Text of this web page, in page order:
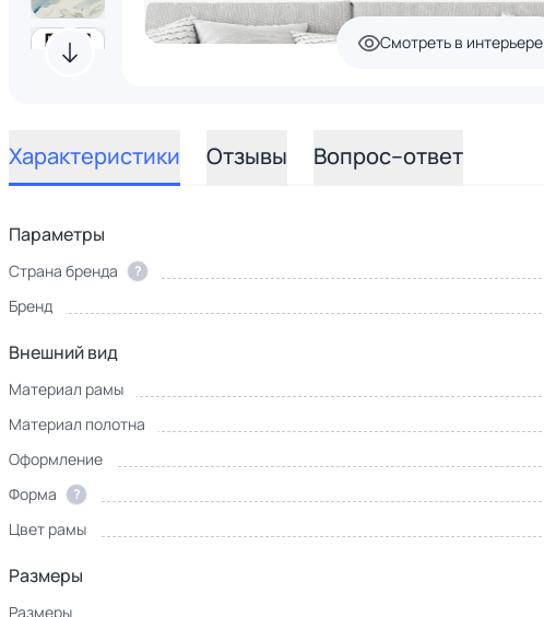
Смотреть в интерьере
Характеристики Отзывы Вопрос–ответ
Параметры
Страна бренда ?
Бренд
Внешний вид
Материал рамы
Материал полотна
Оформление
Форма
?
Цвет рамы
Размеры
Размеры